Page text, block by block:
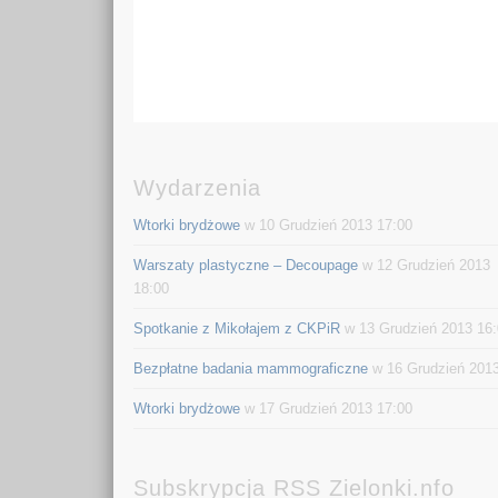
Wydarzenia
Wtorki brydżowe w 10 Grudzień 2013 17:00
Warszaty plastyczne – Decoupage w 12 Grudzień 2013
18:00
Spotkanie z Mikołajem z CKPiR w 13 Grudzień 2013
Bezpłatne badania mammograficzne w 16 Grudzień
Wtorki brydżowe w 17 Grudzień 2013 17:00
Subskrypcja RSS Zielonki.nfo